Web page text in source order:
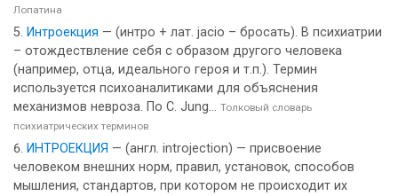
Лопатина
Интроекция — (интро + лат. jасio – бросать). В психиатрии
– отождествление себя с образом другого человека
(например, отца, идеального героя и т.п.). Термин
используется психоаналитиками для объяснения
механизмов невроза. По C. Jung... Толковый словарь
психиатрических терминов
ИНТРОЕКЦИЯ — (англ. introjection) — присвоение
человеком внешних норм, правил, установок, способов
мышления, стандартов, при котором не происходит их